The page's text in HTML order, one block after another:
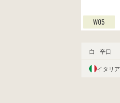
W05
白 - 辛口
イタリア